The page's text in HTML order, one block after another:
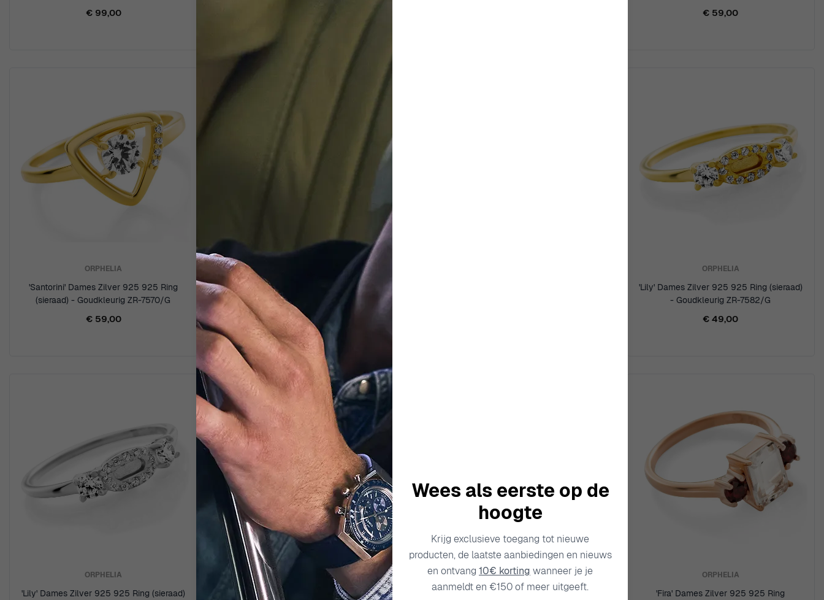
€ 99,00 € 59,00
ORPHELIA
'Santorini' Dames Zilver 925 925 Ring
(sieraad) - Goudkleurig ZR-7570/G
€ 59,00
'Madelyn' Dames Zilver 925 925 Ring
(sieraad) - Zilverkleurig ZR-7583
€ 49,00
ORPHELIA
'Lily' Dames Zilver 925 925 Ring (sieraad)
- Goudkleurig ZR-7582/G
€ 49,00
ORPHELIA
'Lily' Dames Zilver 925 925 Ring (sieraad)
'Malaga' Dames Zilver 925 925 Ring
ORPHELIA
'Amore' Dames Zilver 925 925 Ring
ORPHELIA
'Fira' Dames Zilver 925 925 Ring
Wees als eerste op de
hoogte
Krijg exclusieve toegang tot nieuwe
producten, de laatste aanbiedingen en nieuws
en ontvang 10€ korting wanneer je je
aanmeldt en €150 of meer uitgeeft.